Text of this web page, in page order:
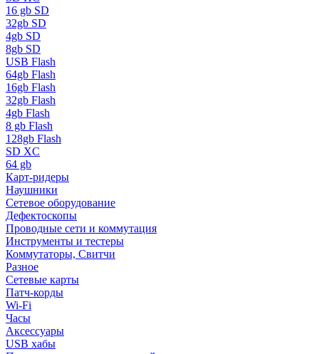
16 gb SD
32gb SD
4gb SD
8gb SD
USB Flash
64gb Flash
16gb Flash
32gb Flash
4gb Flash
8 gb Flash
128gb Flash
SD XC
64 gb
Карт-ридеры
Наушники
Сетевое оборудование
Дефектоскопы
Проводные сети и коммутация
Инструменты и тестеры
Коммутаторы, Свитчи
Разное
Сетевые карты
Патч-корды
Wi-Fi
Часы
Аксессуары
USB хабы